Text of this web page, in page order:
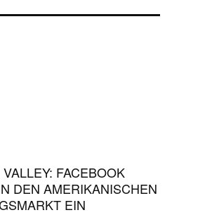
FACEBOOK
DEN AMERIKANISCHEN
EIN